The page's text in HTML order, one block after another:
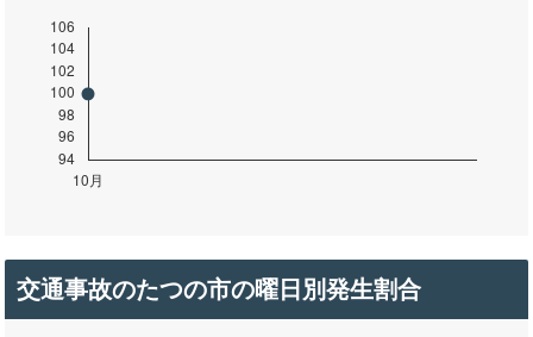
交通事故のたつの市の曜日別発生割合